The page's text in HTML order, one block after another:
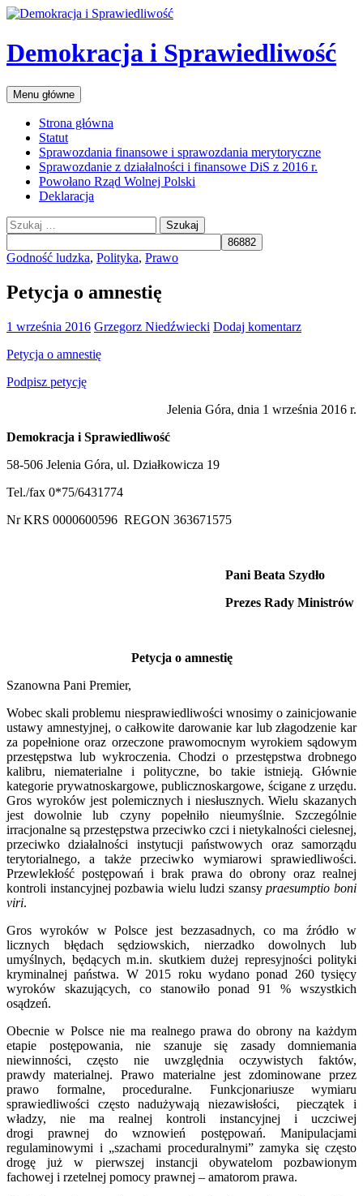
Przejdź
treści
Demokracja i Sprawiedliwość
Szukaj
Menu główne
Strona główna
Statut
Sprawozdania finansowe i sprawozdania merytoryczne
Sprawozdanie z działalności i finansowe DiS z 2016 r.
Powołano Rząd Wolnej Polski
Deklaracja
Szukaj:
Godność ludzka, Polityka, Prawo
Petycja o amnestię
1 września 2016 Grzegorz Niedźwiecki Dodaj komentarz
Petycja o amnestię
Podpisz petycję
Jelenia Góra, dnia 1 września 2016 r.
Demokracja i Sprawiedliwość
58-506 Jelenia Góra, ul. Działkowicza 19
Tel./fax 0*75/6431774
Nr KRS 0000600596 REGON 363671575
Pani Beata Szydło
Prezes Rady Ministrów
Petycja o amnestię
Szanowna Pani Premier,
Wobec skali problemu niesprawiedliwości wnosimy o zainicjowanie
ustawy amnestyjnej, o całkowite darowanie kar lub złagodzenie kar
za popełnione oraz orzeczone prawomocnym wyrokiem sądowym
przestępstwa lub wykroczenia. Chodzi o przestępstwa drobnego
kalibru, niematerialne i polityczne, bo takie istnieją. Głównie
kategorie prywatnoskargowe, publicznoskargowe, ścigane z urzędu.
Gros wyroków jest polemicznych i niesłusznych. Wielu skazanych
jest dowolnie lub czyny popełniło nieumyślnie. Szczególnie
irracjonalne są przestępstwa przeciwko czci i nietykalności cielesnej,
przeciwko działalności instytucji państwowych oraz samorządu
terytorialnego, a także przeciwko wymiarowi sprawiedliwości.
Przewlekłość postępowań i brak prawa do obrony oraz realnej
kontroli instancyjnej pozbawia wielu ludzi szansypraesumptio boni
viri.
Gros wyroków w Polsce jest bezzasadnych, co ma źródło w
licznych błędach sędziowskich, nierzadko dowolnych lub
umyślnych, będących m.in. skutkiem dużej represyjności polityki
kryminalnej państwa. W 2015 roku wydano ponad 260 tysięcy
wyroków skazujących, co stanowiło ponad 91 % wszystkich
osądzeń.
Obecnie w Polsce nie ma realnego prawa do obrony na każdym
etapie postępowania, nie szanuje się zasady domniemania
niewinności, często nie uwzględnia oczywistych faktów,
prawdy materialnej. Prawo materialne jest zdominowane przez
prawo formalne, proceduralne. Funkcjonariusze wymiaru
sprawiedliwości często nadużywają niezawisłości, pieczątek i
władzy, nie ma realnej kontroli instancyjnej i uczciwej
drogi prawnej do wznowień postępowań. Manipulacjami
regulaminowymi i „szachami proceduralnymi” zamyka się często
drogę już w pierwszej instancji obywatelom pozbawionym
fachowej i rzetelnej pomocy prawnej – amatorom prawa.